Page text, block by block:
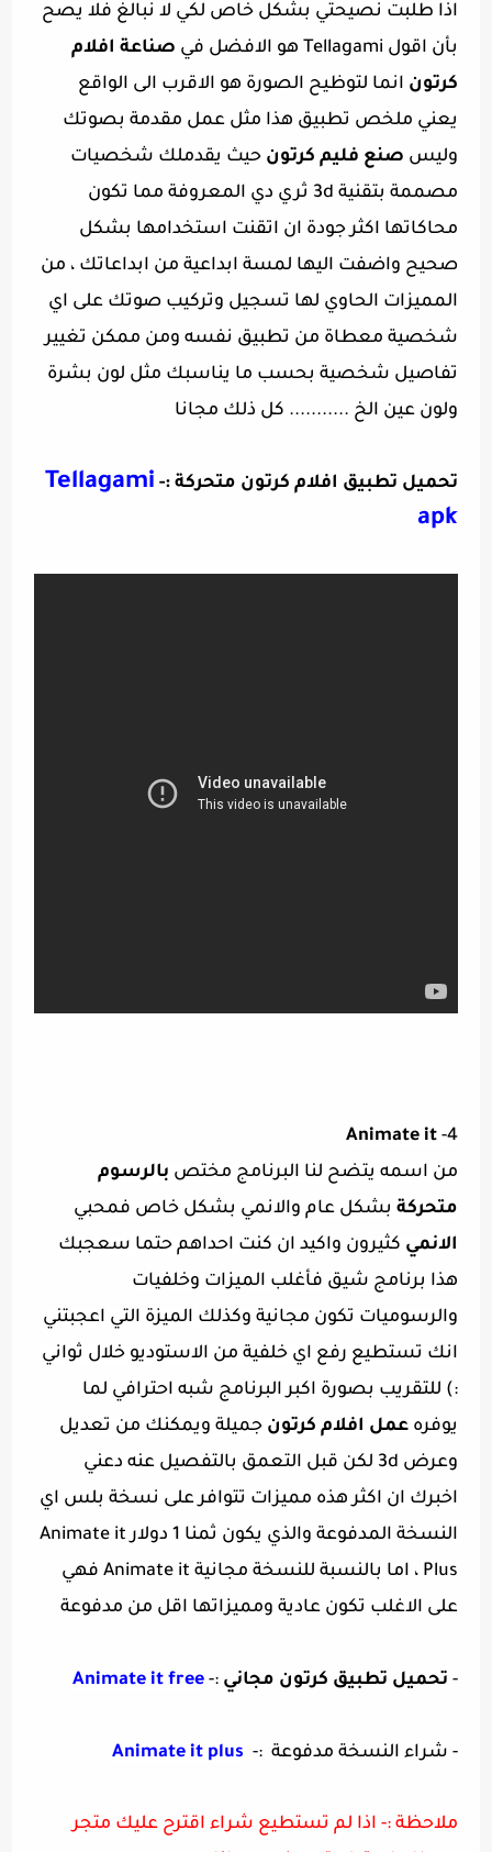
اذا طلبت نصيحتي بشكل خاص لكي لا نبالغ فلا يصح
بأن اقول Tellagami هو الافضل في
صناعة افلام
كرتون انما لتوظيح الصورة هو الاقرب الى الواقع
يعني ملخص تطبيق هذا مثل عمل مقدمة بصوتك
وليس صنع فليم كرتون حيث يقدملك شخصيات
مصممة بتقنية 3d ثري دي المعروفة مما تكون
محاكاتها اكثر جودة ان اتقنت استخدامها بشكل
صحيح واضفت اليها لمسة ابداعية من ابداعاتك ، من
المميزات الحاوي لها تسجيل وتركيب صوتك على اي
شخصية معطاة من تطبيق نفسه ومن ممكن تغيير
تفاصيل شخصية بحسب ما يناسبك مثل لون بشرة
ولون عين الخ ........... كل ذلك مجانا
تحميل تطبيق افلام كرتون متحركة :- Tellagami
apk
4-
Animate it
من اسمه يتضح لنا البرنامج مختص بالرسوم
متحركة بشكل عام والانمي بشكل خاص فمحبي
الانمي كثيرون واكيد ان كنت احداهم حتما سعجبك
هذا برنامج شيق فأغلب الميزات وخلفيات
والرسوميات تكون مجانية وكذلك الميزة التي اعجبتني
انك تستطيع رفع اي خلفية من الاستوديو خلال ثواني
:) للتقريب بصورة اكبر البرنامج شبه احترافي لما
يوفرهعمل افلام كرتون جميلة ويمكنك من تعديل
وعرض 3d لكن قبل التعمق بالتفصيل عنه دعني
اخبرك ان اكثر هذه مميزات تتوافر على نسخة بلس اي
النسخة المدفوعة والذي يكون ثمنا 1 دولار
Animate it
Plus ، اما بالنسبة للنسخة مجانية
Animate it فهي
على الاغلب تكون عادية ومميزاتها اقل من مدفوعة
- تحميل تطبيق كرتون مجاني:-
Animate it free
- شراء النسخة مدفوعة :- Animate it plus
ملاحظة :- اذا لم تستطيع شراء اقترح عليك متجر